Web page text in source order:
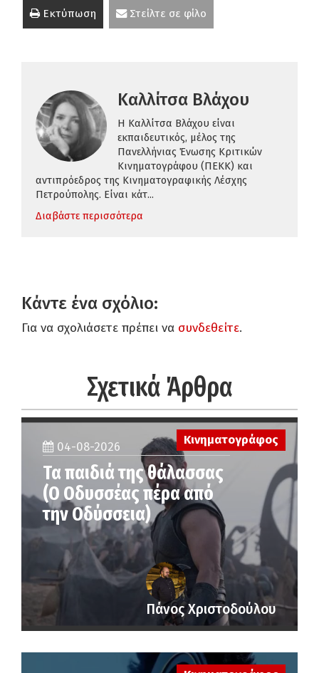
Εκτύπωση Στείλτε σε φίλο
Καλλίτσα Βλάχου
H Καλλίτσα Βλάχου είναι
εκπαιδευτικός, μέλος της
Πανελλήνιας Ένωσης Κριτικών
Κινηματογράφου (ΠΕΚΚ) και
αντιπρόεδρος της Κινηματογραφικής Λέσχης
Πετρούπολης. Είναι κάτ...
Διαβάστε περισσότερα
Κάντε ένα σχόλιο:
Για να σχολιάσετε πρέπει να συνδεθείτε.
Σχετικά Άρθρα
Κινηματογράφος
04-08-2026
Τα παιδιά της θάλασσας
(Ο Οδυσσέας πέρα από
την Οδύσσεια)
Πάνος Χριστοδούλου